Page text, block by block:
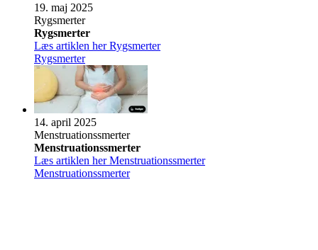
19. maj 2025
Rygs­mer­ter
Rygs­mer­ter
Læs artiklen herRygs­mer­ter
Rygs­mer­ter
14. april 2025
Men­stru­a­tions­s­mer­ter
Men­stru­a­tions­s­mer­ter
Læs artiklen herMen­stru­a­tions­s­mer­ter
Men­stru­a­tions­s­mer­ter